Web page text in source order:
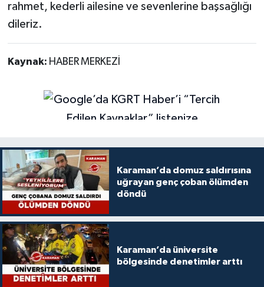
rahmet, kederli ailesine ve sevenlerine başsağlığı
dileriz.
Kaynak: HABER MERKEZİ
Karaman’da domuz saldırısına
uğrayan genç çoban ölümden
döndü
Karaman’da üniversite
bölgesinde denetimler arttı